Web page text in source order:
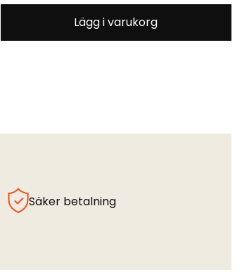
Lägg i varukorg
Säker betalning